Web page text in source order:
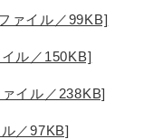
ァイル／99KB]
ル／150KB]
イル／238KB]
／97KB]